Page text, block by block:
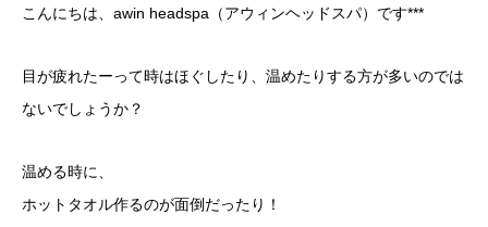
こんにちは、awin headspa（アウィンヘッドスパ）です***
目が疲れたーって時はほぐしたり、温めたりする方が多いのでは
ないでしょうか？
温める時に、
ホットタオル作るのが面倒だったり！